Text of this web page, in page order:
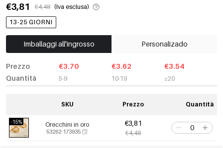
€3,81 €4,48 (Iva esclusa)
13-25 GIORNI
Imballaggi all'ingrosso Personalizado
Prezzo
Quantità
€3.70
5-9
€3.62
10-19
€3.54
≥20
SKU Prezzo Quantità
-15% Orecchini in oro
53262-173935
€3,81
€4,48